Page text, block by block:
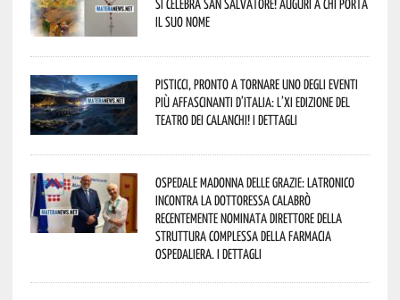
si celebra San Salvatore! Auguri a chi porta
il suo nome
Pisticci, pronto a tornare uno degli eventi
più affascinanti d’Italia: l’XI edizione del
Teatro dei Calanchi! I dettagli
Ospedale Madonna delle Grazie: Latronico
incontra la dottoressa Calabrò
recentemente nominata Direttore della
Struttura Complessa della Farmacia
Ospedaliera. I dettagli